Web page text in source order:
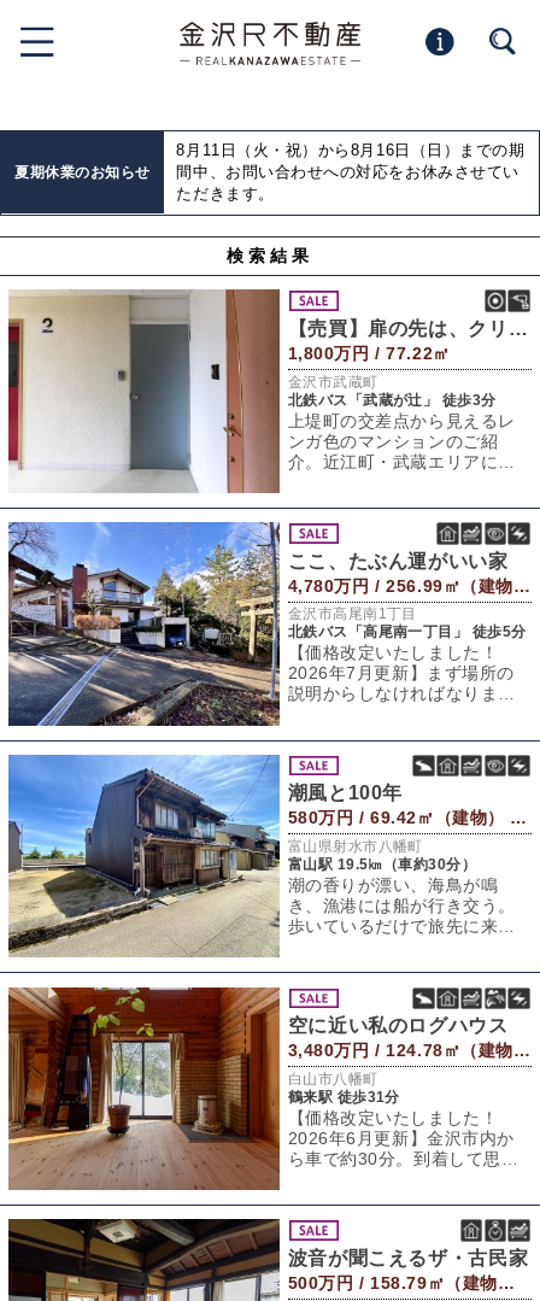
夏期休業のお知らせ
8月11日（火・祝）から8月16日（日）までの期
間中、お問い合わせへの対応をお休みさせてい
ただきます。
検索結果
【売買】扉の先は、クリーンなアジト。
1,800万円 / 77.22㎡
金沢市武蔵町
北鉄バス「武蔵が辻」 徒歩3分
上堤町の交差点から見えるレ
ンガ色のマンションのご紹
介。近江町・武蔵エリアに位
ここ、たぶん運がいい家
4,780万円 / 256.99㎡（建物） 453.63㎡（敷地）
金沢市高尾南1丁目
北鉄バス「高尾南一丁目」 徒歩5分
【価格改定いたしました！
2026年7月更新】まず場所の
説明からしなければなりませ
潮風と100年
580万円 / 69.42㎡（建物） 75.86㎡（敷地）
富山県射水市八幡町
富山駅 19.5㎞（車約30分）
潮の香りが漂い、海鳥が鳴
き、漁港には船が行き交う。
歩いているだけで旅先に来た
こではそれが日常で
空に近い私のログハウス
3,480万円 / 124.78㎡（建物） 336.46㎡（敷地）
白山市八幡町
鶴来駅 徒歩31分
【価格改定いたしました！
2026年6月更新】金沢市内か
ら車で約30分。到着して思わ
波音が聞こえるザ・古民家
500万円 / 158.79㎡（建物） 390.76㎡（敷地）